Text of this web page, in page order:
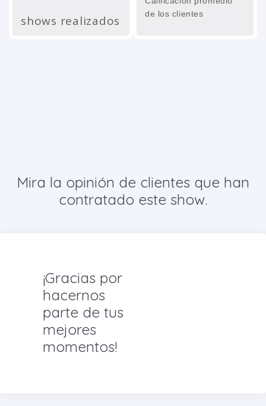
shows realizados
de los clientes
Mira la opinión de clientes que han
contratado este show.
¡Gracias por
hacernos
parte de tus
mejores
momentos!